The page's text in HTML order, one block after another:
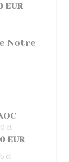
EUR
Notre-
EUR
cl
cl